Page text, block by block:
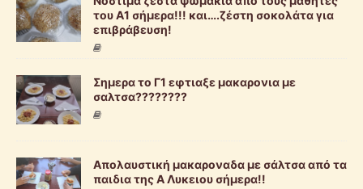
του Α1 σήμερα!!! και….ζέστη σοκολάτα για
επιβράβευση!
Σημερα το Γ1 εφτιαξε μακαρονια με
σαλτσα????????
Απολαυστική μακαροναδα με σάλτσα από τα
παιδια της Α Λυκειου σήμερα!!